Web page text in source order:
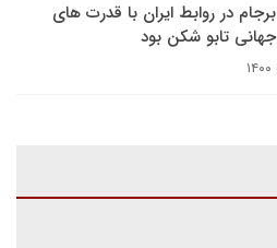
برجام در روابط ایران با قدرت های
جهانی تابو شکن بود